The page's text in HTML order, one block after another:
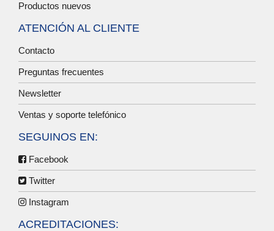
Productos nuevos
ATENCIÓN AL CLIENTE
Contacto
Preguntas frecuentes
Newsletter
Ventas y soporte telefónico
SEGUINOS EN:
Facebook
Twitter
Instagram
ACREDITACIONES: